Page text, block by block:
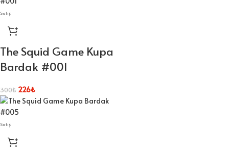
Satış
The Squid Game Kupa
Bardak #001
300₺ 226₺
Satış